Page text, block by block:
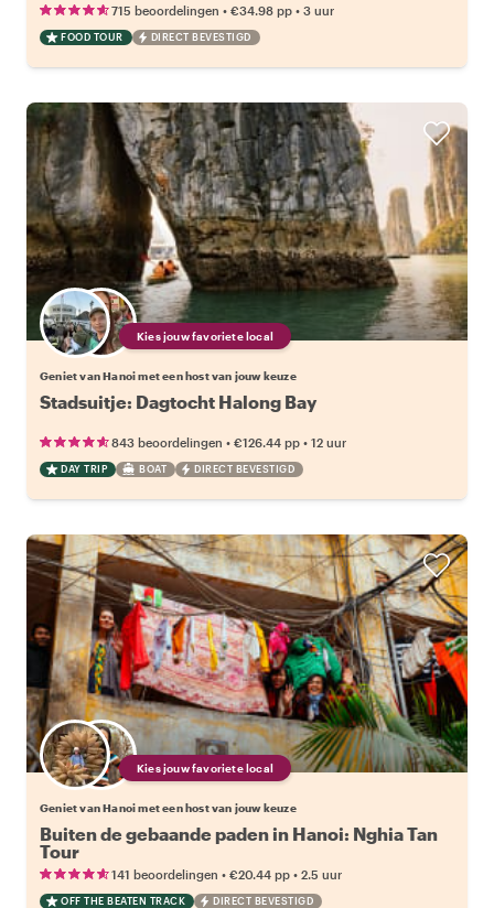
715 beoordelingen • €34.98 pp • 3 uur
FOOD TOUR DIRECT BEVESTIGD
Kies jouw favoriete local
Geniet van Hanoi met een host van jouw keuze
Stadsuitje: Dagtocht Halong Bay
843 beoordelingen • €126.44 pp • 12 uur
DAY TRIP BOAT DIRECT BEVESTIGD
Kies jouw favoriete local
Geniet van Hanoi met een host van jouw keuze
Buiten de gebaande paden in Hanoi: Nghia Tan
Tour
141 beoordelingen • €20.44 pp • 2.5 uur
OFF THE BEATEN TRACK DIRECT BEVESTIGD